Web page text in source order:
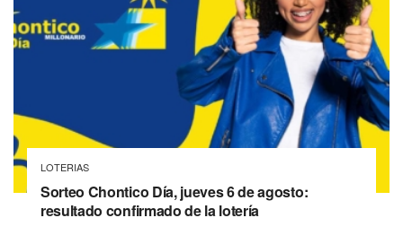
LOTERIAS
Sorteo Chontico Día, jueves 6 de agosto:
resultado confirmado de la lotería